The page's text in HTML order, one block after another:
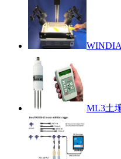
ML3土